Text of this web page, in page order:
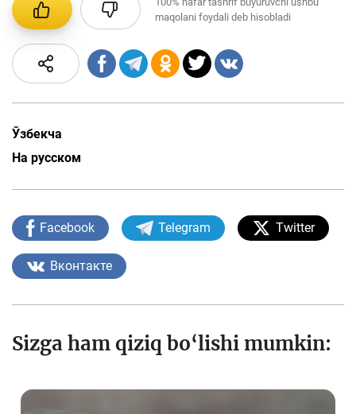
maqolani foydali deb hisobladi
Ўзбекча
На русском
Facebook Telegram Twitter
Вконтакте
Sizga ham qiziq bo‘lishi mumkin: